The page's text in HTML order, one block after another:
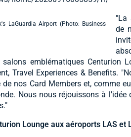
LaGuardia Airport (Photo: Business
"La
de
emblématiques Centurion
Travel Experiences & Benefits.
nos Card Members et, comme
Nous nous réjouissons à
Lounge aux aéroports LAS et